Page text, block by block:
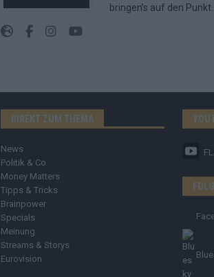
bringen’s auf den Punkt.
DIREKT ZUM THEMA
News
Politik & Co
Money Matters
Tipps & Tricks
Brainpower
Specials
Meinung
Streams & Storys
Eurovision